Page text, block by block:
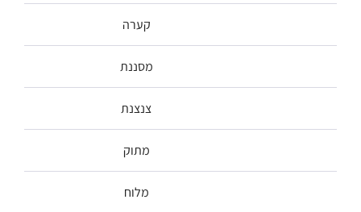
קערה
מסננת
צנצנת
מתוק
מלוח